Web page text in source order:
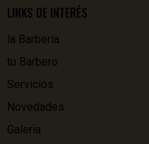
LINKS DE INTERÉS
la Barbería
tu Barbero
Servicios
Novedades
Galería